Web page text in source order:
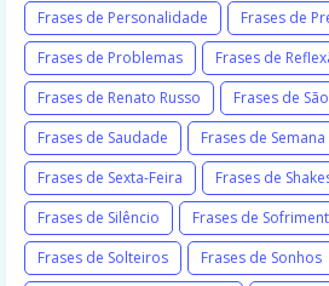
Frases de Personalidade
Frases de
Frases de Problemas
Frases de
Frases de Renato Russo
Frases de
Frases de Saudade
Frases de Semana
Frases de Sexta-Feira
Frases de
Frases de Silêncio
Frases de
Frases de Solteiros
Frases de Sonhos